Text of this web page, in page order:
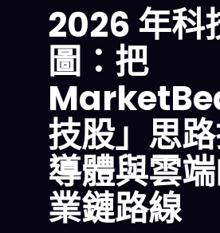
2026 年科
圖：把
技股」思
導體與雲
業鏈路線